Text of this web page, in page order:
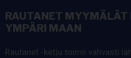
RAUTANET MYYMÄLÄT
YMPÄRI MAAN
Rautanet -ketju toimii vahvasti